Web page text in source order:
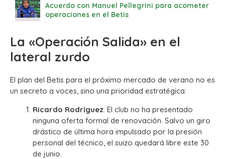
Acuerdo con Manuel Pellegrini para acometer
operaciones en el Betis
La «Operación Salida» en el
lateral zurdo
El plan del Betis para el próximo mercado de verano no es
un secreto a voces, sino una prioridad estratégica:
Ricardo Rodríguez: El club no ha presentado
ninguna oferta formal de renovación. Salvo un giro
drástico de última hora impulsado por la presión
personal del técnico, el suizo quedará libre este 30
de junio.